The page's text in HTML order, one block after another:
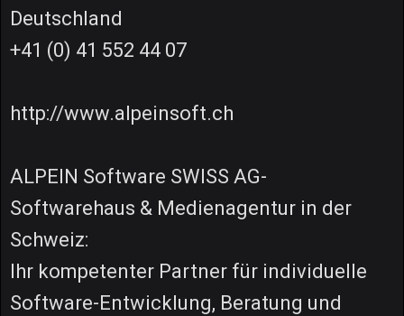
Deutschland
+41 (0) 41 552 44 07
http://www.alpeinsoft.ch
ALPEIN Software SWISS AG-
Softwarehaus & Medienagentur in der
Schweiz:
Ihr kompetenter Partner für individuelle
Software-Entwicklung, Beratung und